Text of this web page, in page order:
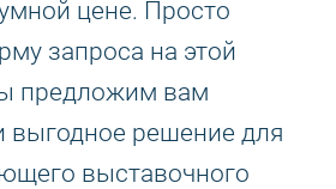
цене. Просто
запроса на этой
предложим вам
выгодное решение для
выставочного